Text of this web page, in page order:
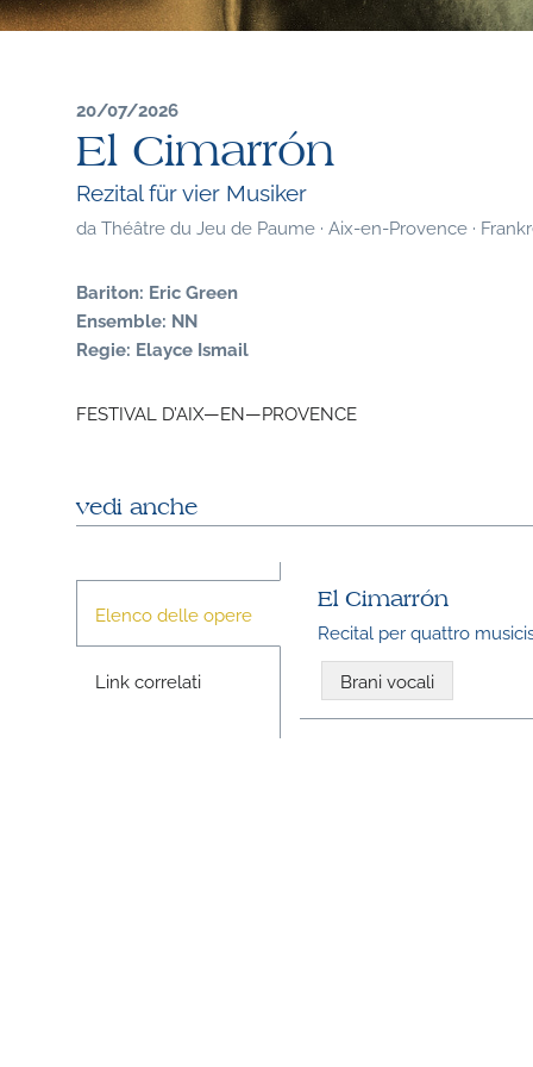
20/07/2026
El Cimarrón
Rezital für vier Musiker
da Théâtre du Jeu de Paume · Aix-en-Provence ·
Bariton: Eric Green
Ensemble: NN
Regie: Elayce Ismail
FESTIVAL D’AIX—EN—PROVENCE
vedi anche
Elenco delle opere
Link correlati
El Cimarrón
Recital per quattro
Brani vocali